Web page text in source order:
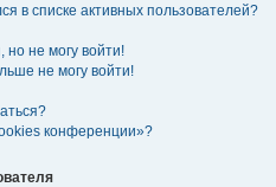
в списке активных пользователей?
но не могу войти!
не могу войти!
конференции»?